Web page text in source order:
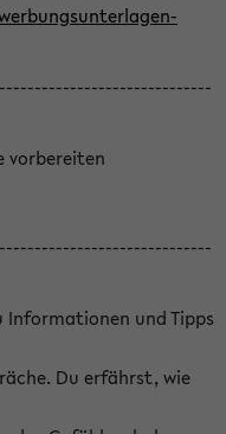
vorbereiten
und Tipps
Du erfährst, wie